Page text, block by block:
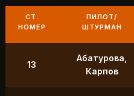
СТ.
НОМЕР
ПИЛОТ/
ШТУРМАН
Маслов, Ходько